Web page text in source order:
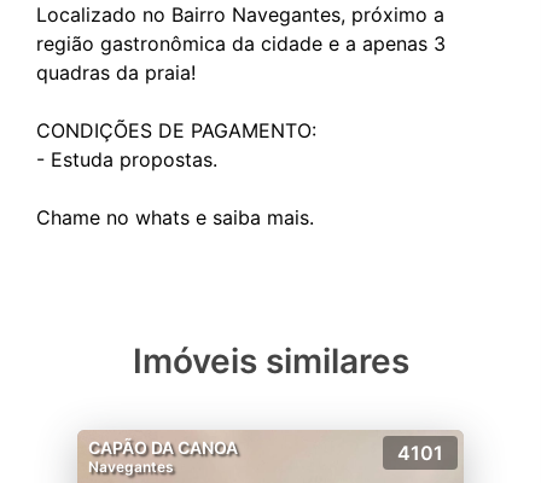
Localizado no Bairro Navegantes, próximo a
região gastronômica da cidade e a apenas 3
quadras da praia!
CONDIÇÕES DE PAGAMENTO:
- Estuda propostas.
Imóveis similares
CAPÃO DA CANOA
Navegantes
4101